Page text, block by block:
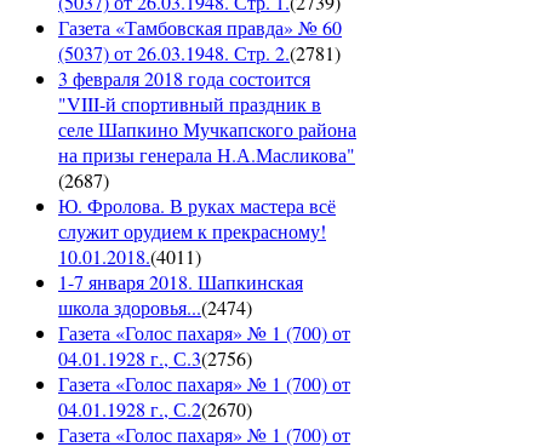
Газета «Тамбовская правда» № 60
(5037) от 26.03.1948. Стр. 2.(2781)
3 февраля 2018 года состоится
"VIII-й спортивный праздник в
селе Шапкино Мучкапского района
на призы генерала Н.А.Масликова"
(2687)
Ю. Фролова. В руках мастера всё
служит орудием к прекрасному!
10.01.2018.(4011)
1-7 января 2018. Шапкинская
школа здоровья...(2474)
Газета «Голос пахаря» № 1 (700) от
04.01.1928 г., С.3(2756)
Газета «Голос пахаря» № 1 (700) от
04.01.1928 г., С.2(2670)
Газета «Голос пахаря» № 1 (700) от